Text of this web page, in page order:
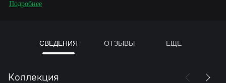
Подробнее
СВЕДЕНИЯ ОТЗЫВЫ ЕЩЕ
Коллекция